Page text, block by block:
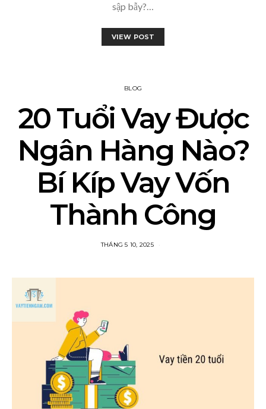
sập bẫy?…
VIEW POST
BLOG
20 Tuổi Vay Được
Ngân Hàng Nào?
Bí Kíp Vay Vốn
Thành Công
THÁNG 5 10, 2025